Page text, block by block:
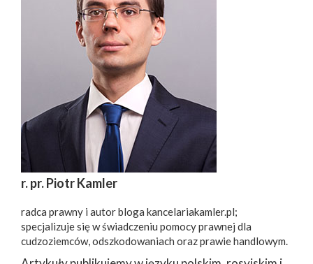
r. pr. Piotr Kamler
radca prawny i autor bloga kancelariakamler.pl;
specjalizuje się w świadczeniu pomocy prawnej dla
cudzoziemców, odszkodowaniach oraz prawie handlowym.